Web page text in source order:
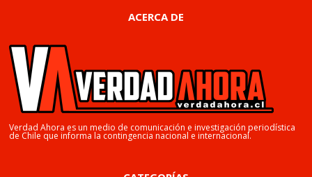
ACERCA DE
Verdad Ahora es un medio de comunicación e investigación periodística
de Chile que informa la contingencia nacional e internacional.